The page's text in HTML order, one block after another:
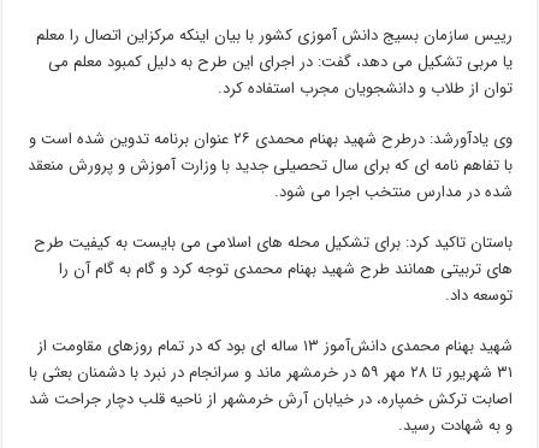
رییس سازمان بسیج دانش آموزی کشور با بیان اینکه مرکزاین اتصال را معلم
یا مربی تشکیل می دهد، گفت: در اجرای این طرح به دلیل کمبود معلم می
توان از طلاب و دانشجویان مجرب استفاده کرد.
وی یادآورشد: درطرح شهید بهنام محمدی ۲۶ عنوان برنامه تدوین شده است و
با تفاهم نامه ای که برای سال تحصیلی جدید با وزارت آموزش و پرورش منعقد
شده در مدارس منتخب اجرا می شود.
باستان تاکید کرد: برای تشکیل محله های اسلامی می بایست به کیفیت طرح
های تربیتی همانند طرح شهید بهنام محمدی توجه کرد و گام به گام آن را
توسعه داد.
شهید بهنام محمدی دانش‌آموز ۱۳ ساله ای بود که در تمام روزهای مقاومت از
۳۱ شهریور تا ۲۸ مهر ۵۹ در خرمشهر ماند و سرانجام در نبرد با دشمنان بعثی با
اصابت ترکش خمپاره، در خیابان آرش خرمشهر از ناحیه قلب دچار جراحت شد
و به شهادت رسید.